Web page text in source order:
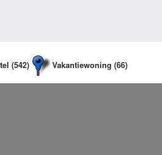
(542) Vakantiewoning (66)